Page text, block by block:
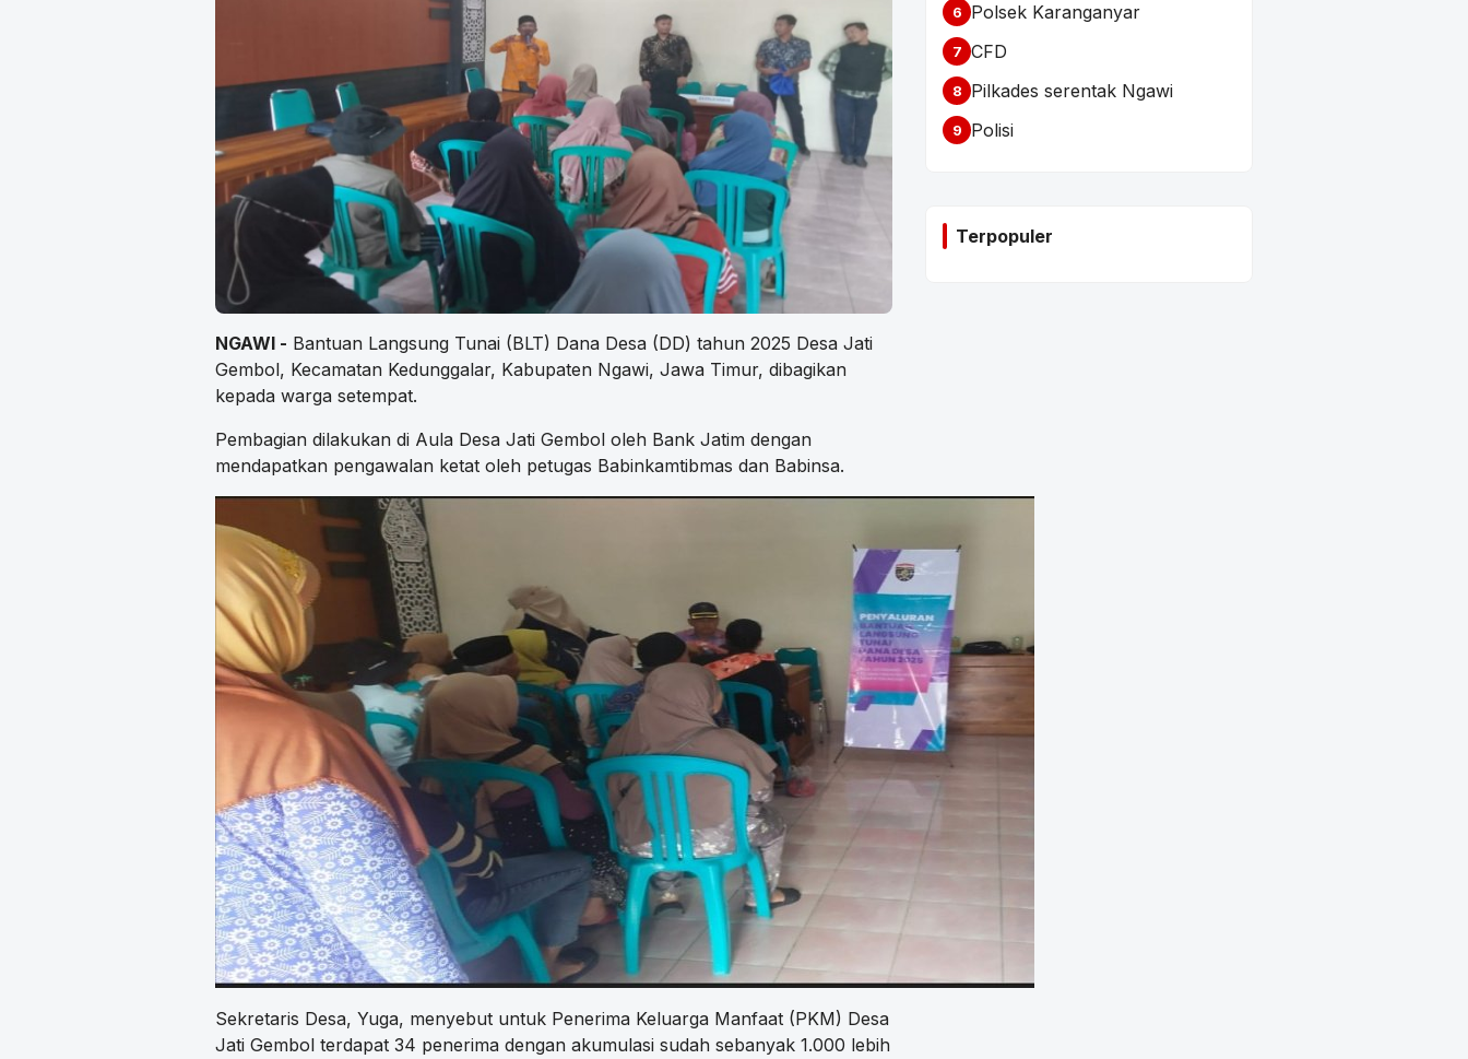
NGAWI - Bantuan Langsung Tunai (BLT) Dana Desa (DD) tahun 2025 Desa Jati
Gembol, Kecamatan Kedunggalar, Kabupaten Ngawi, Jawa Timur, dibagikan
kepada warga setempat.
Pembagian dilakukan di Aula Desa Jati Gembol oleh Bank Jatim dengan
mendapatkan pengawalan ketat oleh petugas Babinkamtibmas dan Babinsa.
Sekretaris Desa, Yuga, menyebut untuk Penerima Keluarga Manfaat (PKM) Desa
Jati Gembol terdapat 34 penerima dengan akumulasi sudah sebanyak 1.000 lebih
6 Polsek Karanganyar
7 CFD
8 Pilkades serentak Ngawi
9 Polisi
Terpopuler